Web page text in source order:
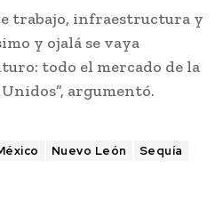
trabajo, infraestructura y
y ojalá se vaya
todo el mercado de la
argumentó.
Nuevo León Sequía